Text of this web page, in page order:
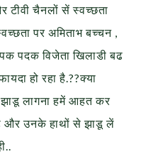
टीवी चैनलों सें स्वच्छता
पर अमिताभ बच्चन ,
पदक विजेता खिलाडी बढ
हो रहा है.??क्या
झाडू लागना हमें आहत कर
और उनके हाथों से झाडू लें